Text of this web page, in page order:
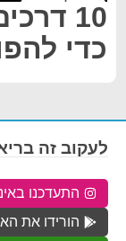
10
כדי
לעקוב זה
התעדכנו
הורידו את